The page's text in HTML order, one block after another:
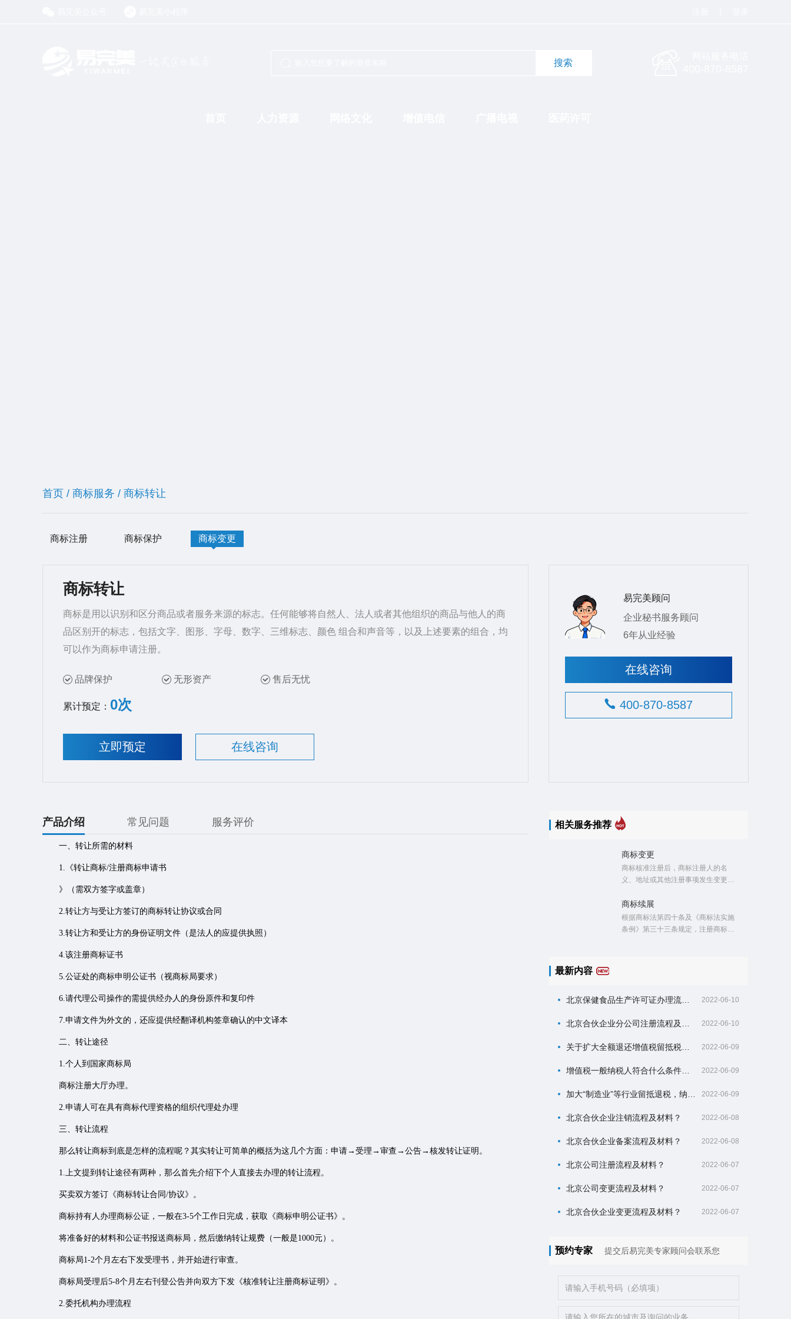
首页 / 商标服务 / 商标转让
商标注册 商标保护 商标变更
商标转让
商标是用以识别和区分商品或者服务来源的标志。任何能够将自然人、法人或者其他组织的商品与他人的商
品区别开的标志，包括文字、图形、字母、数字、三维标志、颜色 组合和声音等，以及上述要素的组合，均
可以作为商标申请注册。
品牌保护 无形资产 售后无忧
累计预定： 0次
立即预定 在线咨询
易完美顾问
企业秘书服务顾问
6年从业经验
在线咨询
400-870-8587
产品介绍 常见问题 服务评价
一、转让所需的材料
1.《转让商标/注册商标申请书
》（需双方签字或盖章）
2.转让方与受让方签订的商标转让协议或合同
3.转让方和受让方的身份证明文件（是法人的应提供执照）
4.该注册商标证书
5.公证处的商标申明公证书（视商标局要求）
6.请代理公司操作的需提供经办人的身份原件和复印件
7.申请文件为外文的，还应提供经翻译机构签章确认的中文译本
二、转让途径
1.个人到国家商标局
商标注册大厅办理。
2.申请人可在具有商标代理资格的组织代理处办理
三、转让流程
那么转让商标到底是怎样的流程呢？其实转让可简单的概括为这几个方面：申请→受理→审查→公告→核发转让证明。
1.上文提到转让途径有两种，那么首先介绍下个人直接去办理的转让流程。
买卖双方签订《商标转让合同/协议》。
商标持有人办理商标公证，一般在3-5个工作日完成，获取《商标申明公证书》。
将准备好的材料和公证书报送商标局，然后缴纳转让规费（一般是1000元）。
商标局1-2个月左右下发受理书，并开始进行审查。
商标局受理后5-8个月左右刊登公告并向双方下发《核准转让注册商标证明》。
2.委托机构办理流程
相关服务推荐
商标变更
商标核准注册后，商标注册人的名
义、地址或其他注册事项发生变更
手续。 自2002年9月15日《商标法实
施条例》施行之日起，已申请但尚未
获准注册的商标，也可向商标局申请
商标续展
根据商标法第四十条及《商标法实施
条例》第三十三条规定，注册商标的
最新内容
2022-06-10
2022-06-10
2022-06-09
2022-06-09
2022-06-09
北京合伙企业注销流程及材料？ 2022-06-08
北京合伙企业备案流程及材料？ 2022-06-08
北京公司注册流程及材料？ 2022-06-07
北京公司变更流程及材料？ 2022-06-07
北京合伙企业变更流程及材料？ 2022-06-07
预约专家 提交后易完美专家顾问会联系您